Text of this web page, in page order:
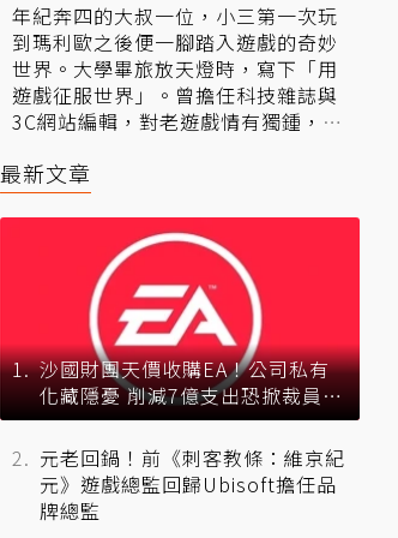
年紀奔四的大叔一位，小三第一次玩
到瑪利歐之後便一腳踏入遊戲的奇妙
世界。大學畢旅放天燈時，寫下「用
遊戲征服世界」。曾擔任科技雜誌與
3C網站編輯，對老遊戲情有獨鍾，盼
光。
▍相關連結：
道。
最新文章
沙國財團天價收購EA！公司私有
化藏隱憂 削減7億支出恐掀裁員風
暴？
元老回鍋！前《刺客教條：維京紀
元》遊戲總監回歸Ubisoft擔任品
牌總監